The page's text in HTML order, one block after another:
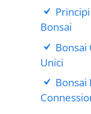
Bonsai
Bonsai
Unici
Bonsai